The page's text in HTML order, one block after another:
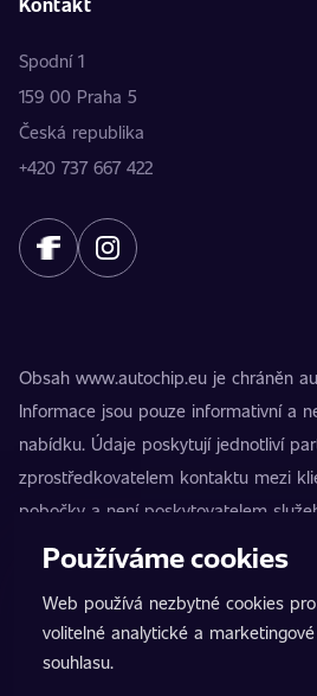
Spodní 1
159 00 Praha 5
Česká republika
+420 737 667 422
Obsah www.autochip.eu je chráněn
Informace jsou pouze informativní a
nabídku. Údaje poskytují jednotliví
zprostředkovatelem kontaktu mezi
pobočky a není poskytovatelem
registrovaná ochranná známka Petra
nezpůsobilosti vozidla k provozu na
Přesné informace poskytuje vždy
pobočky.
Používáme cookies
Web používá nezbytné cookies
volitelné analytické a
souhlasu.